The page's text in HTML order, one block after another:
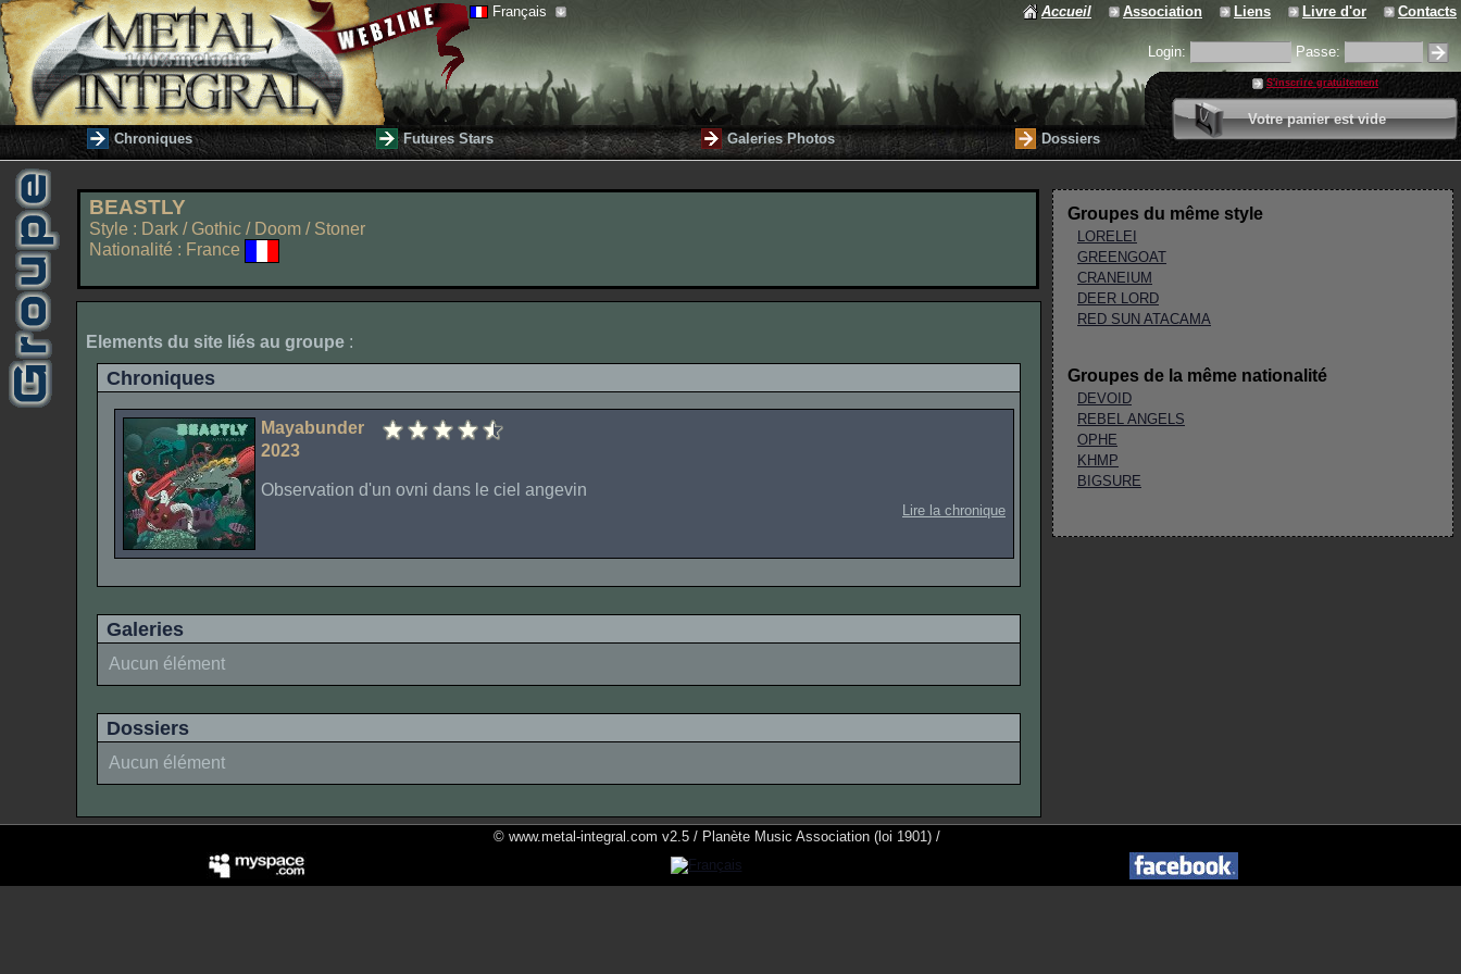
Français Accueil Association Liens Livre d'or Contacts
Login: Passe:
S'inscrire gratuitement
Votre panier est vide
0 article
Valider votre panier
Chroniques Futures Stars Galeries Photos Dossiers
BEASTLY
Style : Dark / Gothic / Doom / Stoner
Nationalité : France
Groupes du même style
LORELEI
GREENGOAT
CRANEIUM
DEER LORD
RED SUN ATACAMA
Groupes de la même nationalité
DEVOID
REBEL ANGELS
OPHE
KHMP
BIGSURE
Elements du site liés au groupe :
Chroniques
Mayabunder
2023
Observation d'un ovni dans le ciel angevin
Lire la chronique
Galeries
Aucun élément
Dossiers
Aucun élément
© www.metal-integral.com v2.5 / Planète Music Association (loi 1901) /